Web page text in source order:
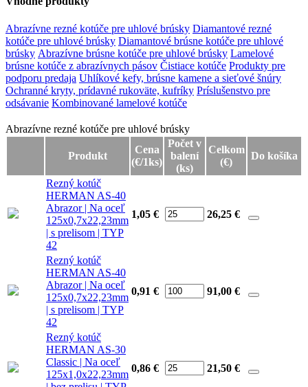
Abrazívne rezné kotúče pre uhlové brúsky Diamantové rezné
kotúče pre uhlové brúsky Diamantové brúsne kotúče pre uhlové
brúsky Abrazívne brúsne kotúče pre uhlové brúsky Lamelové
brúsne kotúče z abrazívnych pásov Čistiace kotúče Produkty pre
podporu predaja Uhlíkové kefy, brúsne kamene a sieťové šnúry
Ochranné kryty, prídavné rukoväte, kufríky Príslušenstvo pre
odsávanie Kombinované lamelové kotúče
Abrazívne rezné kotúče pre uhlové brúsky
Abrazívne rezné kotúče pre uhlové brúsky
Produkt
Cena
(€/1ks)
Počet v
balení
(ks)
Celkom
(€)
Do košíka
Rezný kotúč
HERMAN AS-40
Abrazor | Na oceľ
125x0,7x22,23mm
| s prelisom | TYP
42
1,05 € 26,25 €
Rezný kotúč
HERMAN AS-40
Abrazor | Na oceľ
125x0,7x22,23mm
| s prelisom | TYP
42
0,91 € 91,00 €
Rezný kotúč
HERMAN AS-30
Classic | Na oceľ
125x1,0x22,23mm
0,86 € 21,50 €